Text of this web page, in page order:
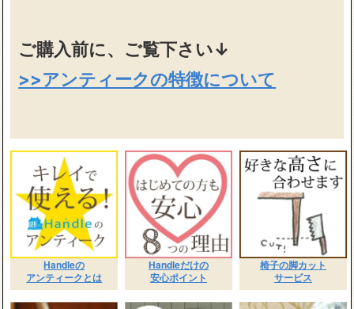
ご購入前に、ご覧下さい↓
>>アンティークの特徴について
Handleの
アンティークとは
Handleだけの
安心ポイント
椅子の脚カット
サービス